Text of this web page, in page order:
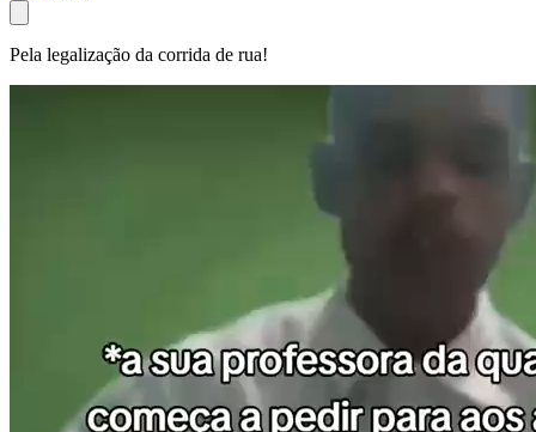
Pela legalização da corrida de rua!